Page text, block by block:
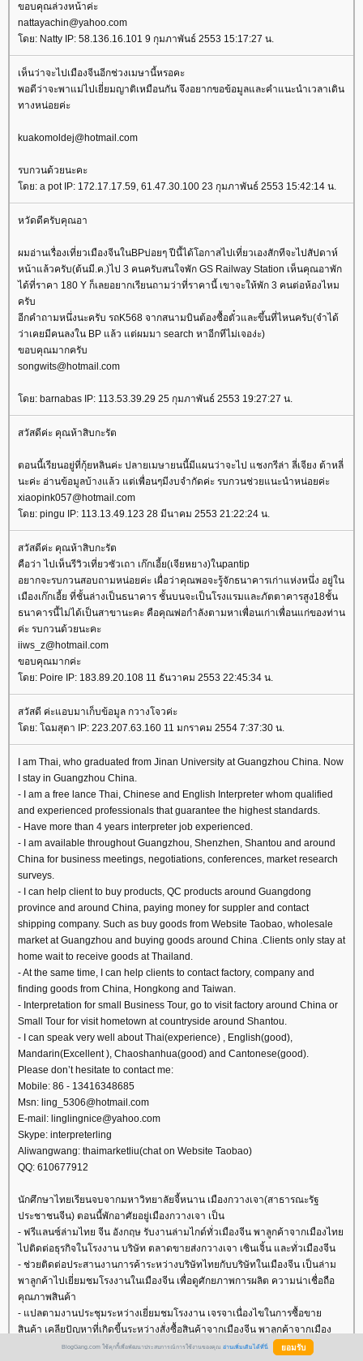
ขอบคุณล่วงหน้าค่ะ
nattayachin@yahoo.com
ดย: Natty IP: 58.136.16.101 9 กุมภาพันธ์ 2553 15:17:27 น.
เห็นว่าจะไปเมืองจีนอีกช่วงเมษานี้หรอคะ
พอดีว่าจะพาแม่ไปเยี่ยมญาติเหมือนกัน จึงอยากขอข้อมูลและคำแนะนำเวลาเดิน
ทางหน่อยค่ะ
kuakomoldej@hotmail.com
รบกวนด้วยนะคะ
ดย: a pot IP: 172.17.17.59, 61.47.30.100 23 กุมภาพันธ์ 2553 15:42:14 น.
หวัดดีครับคุณอา
ผมอ่านเรื่องเที่ยวเมืองจีนในBPบ่อยๆ ปีนี้ได้โอกาสไปเที่ยวเองสักทีจะไปสัปดาห์
หน้าแล้วครับ(ต้นมี.ค.)ไป 3 คนครับสนใจพัก GS Railway Station เห็นคุณอาพัก
ได้ที่ราคา 180 Y ก็เลยอยากเรียนถามว่าที่ราคานี้ เขาจะให้พัก 3 คนต่อห้องไหม
ครับ
อีกคำถามหนึ่งนะครับ รถK568 จากสนามบินต้องซื้อตั๋วและขึ้นที่ไหนครับ(จำได้
ว่าเคยมีคนลงใน BP แล้ว แต่ผมมา search หาอีกทีไม่เจอง่ะ)
ขอบคุณมากครับ
songwits@hotmail.com
ดย: barnabas IP: 113.53.39.29 25 กุมภาพันธ์ 2553 19:27:27 น.
สวัสดีค่ะ คุณห้าสิบกะรัต
ตอนนี้เรียนอยู่ที่กุ้ยหลินค่ะ ปลายเมษายนนี้มีแผนว่าจะไป แชงกรีล่า ลี่เจียง ต้าหลี่
นะค่ะ อ่านข้อมูลบ้างแล้ว แต่เพื่อนๆมีงบจำกัดค่ะ รบกวนช่วยแนะนำหน่อยค่ะ
xiaopink057@hotmail.com
ดย: pingu IP: 113.13.49.123 28 มีนาคม 2553 21:22:24 น.
สวัสดีค่ะ คุณห้าสิบกะรัต
คือว่า ไปเห็นรีวิวเที่ยวซัวเถา เก๊กเอี้ย(เจียหยาง)ในpantip
อยากจะรบกวนสอบถามหน่อยค่ะ เผื่อว่าคุณพอจะรู้จักธนาคารเก่าแห่งหนึ่ง อยู่ใน
เมืองเก๊กเอี้ย ที่ชั้นล่างเป็นธนาคาร ชั้นบนจะเป็นโรงแรมและภัตตาคารสูง18ชั้น
ธนาคารนี้ไม่ได้เป็นสาขานะคะ คือคุณพ่อกำลังตามหาเพื่อนเก่าเพื่อนแก่ของท่าน
ค่ะ รบกวนด้วยนะคะ
iiws_z@hotmail.com
ขอบคุณมากค่ะ
ดย: Poire IP: 183.89.20.108 11 ธันวาคม 2553 22:45:34 น.
สวัสดี ค่ะแอบมาเก็บข้อมูล กวางโจวค่ะ
ดย: โฉมสุดา IP: 223.207.63.160 11 มกราคม 2554 7:37:30 น.
I am Thai, who graduated from Jinan University at Guangzhou China. Now
I stay in Guangzhou China.
- I am a free lance Thai, Chinese and English Interpreter whom qualified
and experienced professionals that guarantee the highest standards.
- Have more than 4 years interpreter job experienced.
- I am available throughout Guangzhou, Shenzhen, Shantou and around
China for business meetings, negotiations, conferences, market research
surveys.
- I can help client to buy products, QC products around Guangdong
province and around China, paying money for suppler and contact
shipping company. Such as buy goods from Website Taobao, wholesale
market at Guangzhou and buying goods around China .Clients only stay at
home wait to receive goods at Thailand.
- At the same time, I can help clients to contact factory, company and
finding goods from China, Hongkong and Taiwan.
- Interpretation for small Business Tour, go to visit factory around China or
Small Tour for visit hometown at countryside around Shantou.
- I can speak very well about Thai(experience) , English(good),
Mandarin(Excellent ), Chaoshanhua(good) and Cantonese(good).
Please don’t hesitate to contact me:
Mobile: 86 - 13416348685
Msn: ling_5306@hotmail.com
E-mail: linglingnice@yahoo.com
Skype: interpreterling
Aliwangwang: thaimarketliu(chat on Website Taobao)
QQ: 610677912
นักศึกษาไทยเรียนจบจากมหาวิทยาลัยจี้หนาน เมืองกวางเจา(สาธารณะรัฐ
ประชาชนจีน) ตอนนี้พักอาศัยอยู่เมืองกวางเจา เป็น
- ฟรีแลนซ์ล่ามไทย จีน อังกฤษ รับงานล่ามไกด์ทั่วเมืองจีน พาลูกค้าจากเมืองไท
ไปติดต่อธุรกิจในโรงงาน บริษัท ตลาดขายส่งกวางเจา เซินเจิ้น และทั่วเมืองจีน
- ช่วยติดต่อประสานงานการค้าระหว่างบริษัทไทยกับบริษัทในเมืองจีน เป็นล่าม
พาลูกค้าไปเยี่ยมชมโรงงานในเมืองจีน เพื่อดูศักยภาพการผลิต ความน่าเชื่อถือ
คุณภาพสินค้า
- แปลตามงานประชุมระหว่างเยี่ยมชมโรงงาน เจรจาเนื่องไขในการซื้อขา
สินค้า เคลียปัญหาที่เกิดขี้นระหว่างสั่งซื้อสินค้าจากเมืองจีน พาลูกค้าจากเมือง
ไทยสำรวจตลาดการค้าของเมืองจีน จัดโปเกมเที่ยวหลังจากเสร็จงานด้านธุรกิจ
BlogGang.com ใช้คุกกี้เพื่อพัฒนาประสบการณ์การใช้งานของคุณ อ่านเพิ่มเติมได้ที่นี่